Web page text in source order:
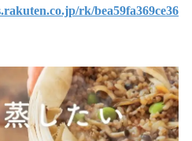
rk/bea59fa369ce36